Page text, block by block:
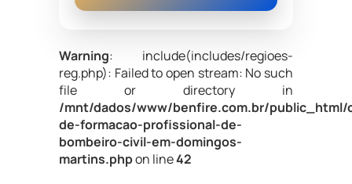
Warning: include(includes/regioes-
reg.php): Failed to open stream: No such
file or directory in
/mnt/dados/www/benfire.com.br/public_html/
de-formacao-profissional-de-
bombeiro-civil-em-domingos-
martins.phpon line42